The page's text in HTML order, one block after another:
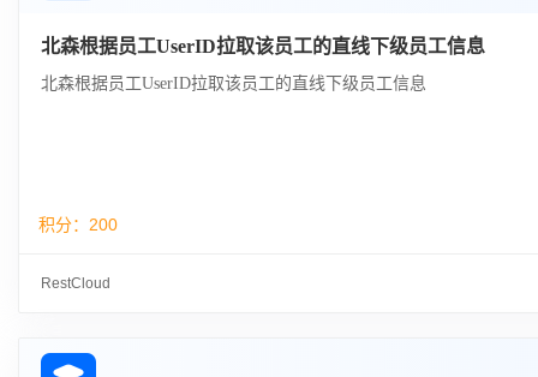
北森根据员工UserID拉取该员工的直线下级员工信息
北森根据员工UserID拉取该员工的直线下级员工信息
积分： 200
RestCloud